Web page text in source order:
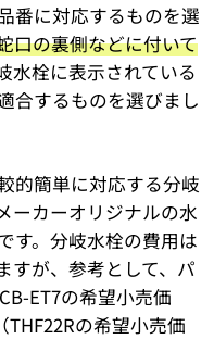
番に対応するものを選
口の裏側などに付いて
水栓に表示されている
合するものを選びまし
的簡単に対応する分岐
ーカーオリジナルの水
す。分岐水栓の費用は
すが、参考として、パ
ET7の希望小売価
の希望小売価